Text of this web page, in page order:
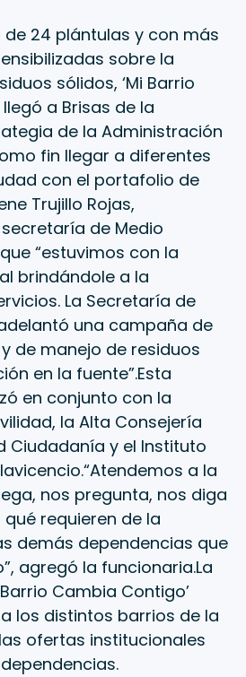
24 plántulas y con más
sobre la
sólidos, ‘Mi Barrio
a Brisas de la
de la Administración
fin llegar a diferentes
con el portafolio de
Trujillo Rojas,
de Medio
“estuvimos con la
brindándole a la
La Secretaría de
una campaña de
de manejo de residuos
en la fuente”.Esta
en conjunto con la
la Alta Consejería
Ciudadanía y el Instituto
a la
nos pregunta, nos diga
requieren de la
demás dependencias que
agregó la funcionaria.La
Cambia Contigo’
los distintos barrios de la
ofertas institucionales